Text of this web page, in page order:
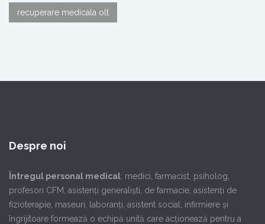
recuperare medicala olt
Despre noi
Întregul personal medical: medici, farmacist, psiholog,
profesori CFM, asistenţi generalişti, de farmacie, asistenţi de
fizioterapie, maseuri, laboranţi, asistent social, infirmiere şi
îngrijitoare formează o echipă unită care acţionează pentru a